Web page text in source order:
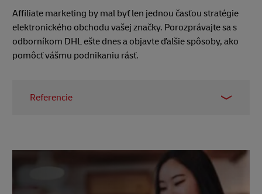
Affiliate marketing by mal byť len jednou časťou stratégie
elektronického obchodu vašej značky. Porozprávajte sa s
odborníkom DHL ešte dnes a objavte ďalšie spôsoby, ako
pomôcť vášmu podnikaniu rásť.
Referencie